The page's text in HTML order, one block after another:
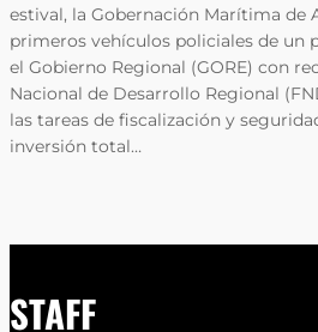
estival, la Gobernación Marítima de
primeros vehículos policiales de un
el Gobierno Regional (GORE) con
Nacional de Desarrollo Regional
las tareas de fiscalización y
inversión total…
STAFF